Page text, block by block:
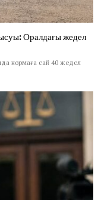
Оралдағы жедел
нормаға сай 40 жедел